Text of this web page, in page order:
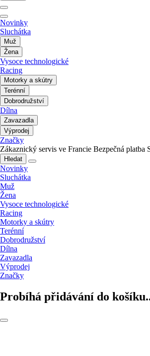
Novinky
Sluchátka
Muž
Žena
Vysoce technologické
Racing
Motorky a skútry
Terénní
Dobrodružství
Dílna
Zavazadla
Výprodej
Značky
Zákaznický servis ve Francie Bezpečná platba
Hledat
Novinky
Sluchátka
Muž
Žena
Vysoce technologické
Racing
Motorky a skútry
Terénní
Dobrodružství
Dílna
Zavazadla
Výprodej
Značky
Probíhá přidávání do